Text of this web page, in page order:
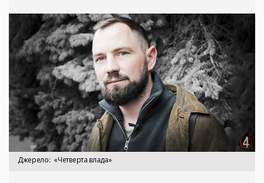
Джерело «Четверта влада»